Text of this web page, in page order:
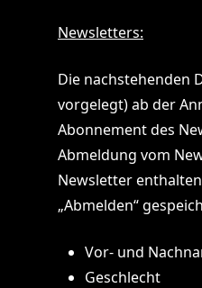
Newsletters:
Die nachstehenden
vorgelegt) ab der
Abonnement des
Abmeldung vom
Newsletter
„Abmelden“
Vor- und
Geschlecht